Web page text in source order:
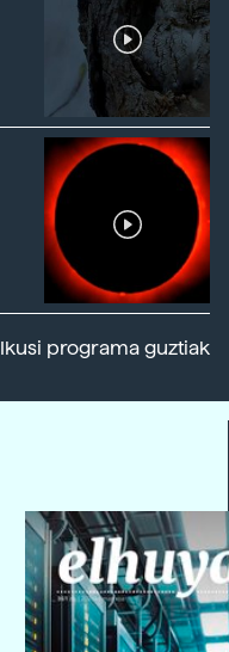
Ikusi programa guztiak